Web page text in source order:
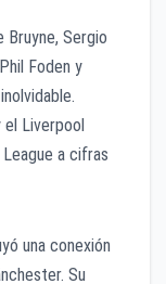
Bruyne, Sergio
Foden y
Liverpool
a cifras
una conexión
Su